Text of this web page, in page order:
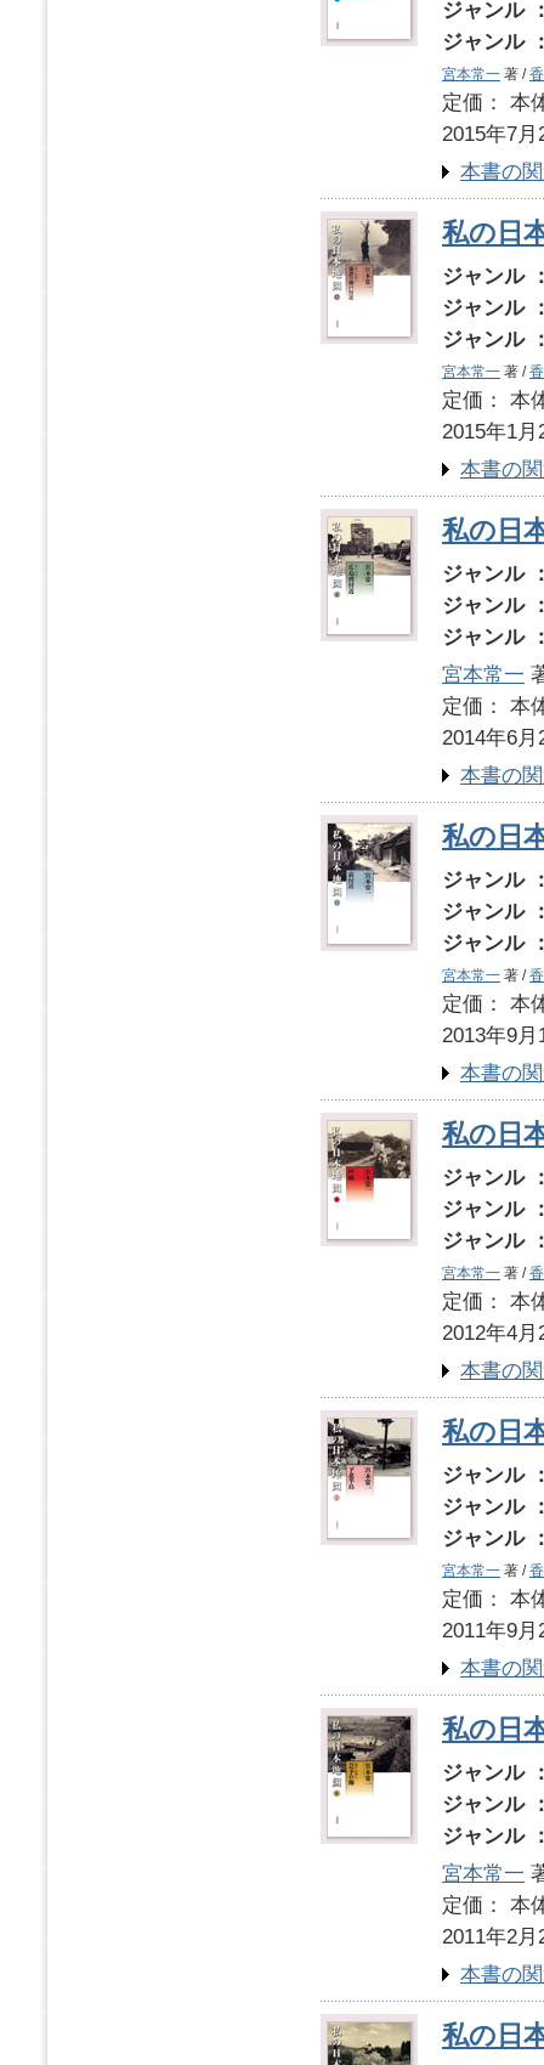
ジャンル
ジャンル
宮本常一 著 /
定価：
2015年7月
本書の
私の日
ジャンル
ジャンル
ジャンル
宮本常一 著 /
定価：
2015年1月
本書の
私の日
ジャンル
ジャンル
ジャンル
宮本常一
定価：
2014年6月
本書の
私の日
ジャンル
ジャンル
ジャンル
宮本常一 著 /
定価：
2013年9月
本書の
私の日
ジャンル
ジャンル
ジャンル
宮本常一 著 /
定価：
2012年4月
本書の
私の日
ジャンル
ジャンル
ジャンル
宮本常一 著 /
定価：
2011年9月
本書の
私の日
ジャンル
ジャンル
ジャンル
宮本常一
定価：
2011年2月
本書の
私の日